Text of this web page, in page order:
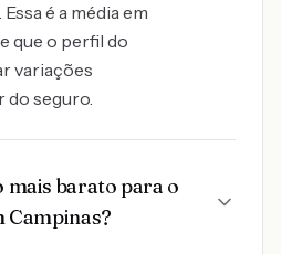
é a média em
que o perfil do
variações
do seguro.
barato para o
Campinas?